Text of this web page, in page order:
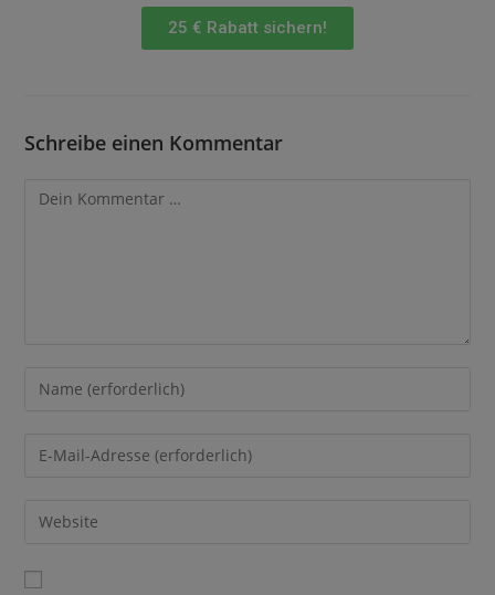
25 € Rabatt sichern!
Schreibe einen Kommentar